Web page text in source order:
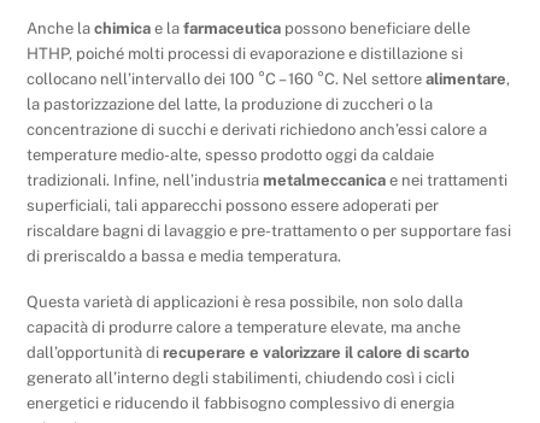
Anche lachimica e lafarmaceutica possono beneficiare delle
HTHP, poiché molti processi di evaporazione e distillazione si
collocano nell’intervallo dei 100 °C – 160 °C. Nel settorealimentare,
la pastorizzazione del latte, la produzione di zuccheri o la
concentrazione di succhi e derivati richiedono anch’essi calore a
temperature medio-alte, spesso prodotto oggi da caldaie
tradizionali. Infine, nell’industriametalmeccanica e nei trattamenti
superficiali, tali apparecchi possono essere adoperati per
riscaldare bagni di lavaggio e pre-trattamento o per supportare fasi
di preriscaldo a bassa e media temperatura.
Questa varietà di applicazioni è resa possibile, non solo dalla
capacità di produrre calore a temperature elevate, ma anche
dall’opportunità direcuperare e valorizzare il calore di scarto
generato all’interno degli stabilimenti, chiudendo così i cicli
energetici e riducendo il fabbisogno complessivo di energia